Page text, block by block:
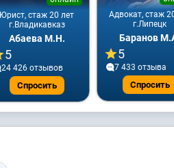
Юрист, стаж 20 лет
г.Владикавказ
Абаева М.Н.
5
24 426 отзывов
Спросить
Адвокат, стаж
г.Липецк
Баранов
5
7 433 отзывa
Спросить